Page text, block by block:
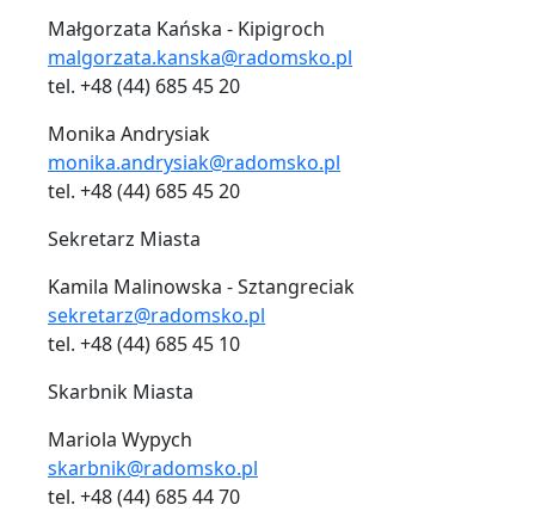
Małgorzata Kańska - Kipigroch
malgorzata.kanska@radomsko.pl
tel. +48 (44) 685 45 20
Monika Andrysiak
monika.andrysiak@radomsko.pl
tel. +48 (44) 685 45 20
Sekretarz Miasta
Kamila Malinowska - Sztangreciak
sekretarz@radomsko.pl
tel. +48 (44) 685 45 10
Skarbnik Miasta
Mariola Wypych
skarbnik@radomsko.pl
tel. +48 (44) 685 44 70